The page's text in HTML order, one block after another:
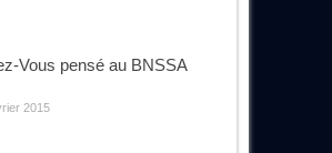
Vous pensé au BNSSA
2015